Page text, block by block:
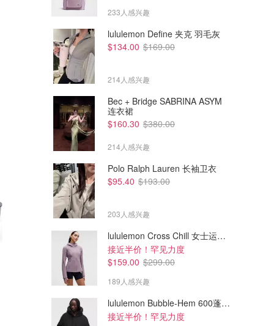
$129.99
9件锅具套装 白色
$141.53 $189.99
陶瓷锅具套装 可拆手柄 17件
杏仁米色
233人感兴趣
lululemon Define 夹克 羽毛灰
$134.00 $169.00
214人感兴趣
Bec + Bridge SABRINA ASYM
连衣裙
$160.30 $380.00
214人感兴趣
Polo Ralph Lauren 长袖卫衣
$95.40 $193.00
203人感兴趣
lululemon Cross Chill 女士运动外套
接近半价！罕见力度
$159.00 $299.00
189人感兴趣
lululemon Bubble-Hem 600蓬松羽绒夹克
接近半价！罕见力度